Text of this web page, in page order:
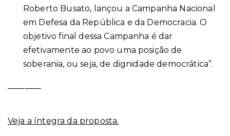
Roberto Busato, lançou a Campanha Nacional
em Defesa da República e da Democracia. O
objetivo final dessa Campanha é dar
efetivamente ao povo uma posição de
soberania, ou seja, de dignidade democrática”.
Veja a íntegra da proposta.